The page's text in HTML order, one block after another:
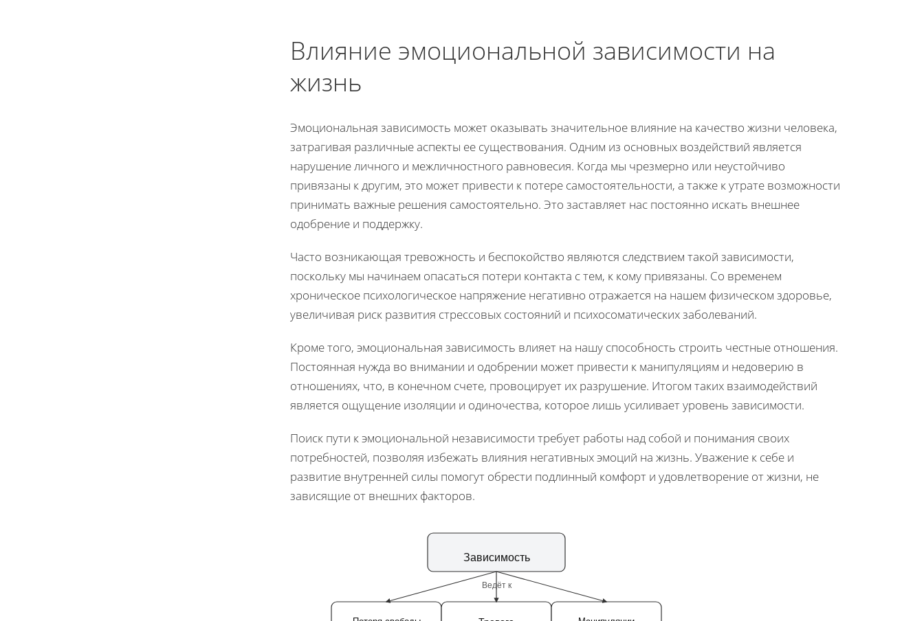
Влияние эмоциональной зависимости на
жизнь
Эмоциональная зависимость может оказывать значительное влияние на качество жизни человека,
затрагивая различные аспекты ее существования. Одним из основных воздействий является
нарушение личного и межличностного равновесия. Когда мы чрезмерно или неустойчиво
привязаны к другим, это может привести к потере самостоятельности, а также к утрате возможности
принимать важные решения самостоятельно. Это заставляет нас постоянно искать внешнее
одобрение и поддержку.
Часто возникающая тревожность и беспокойство являются следствием такой зависимости,
поскольку мы начинаем опасаться потери контакта с тем, к кому привязаны. Со временем
хроническое психологическое напряжение негативно отражается на нашем физическом здоровье,
увеличивая риск развития стрессовых состояний и психосоматических заболеваний.
Кроме того, эмоциональная зависимость влияет на нашу способность строить честные отношения.
Постоянная нужда во внимании и одобрении может привести к манипуляциям и недоверию в
отношениях, что, в конечном счете, провоцирует их разрушение. Итогом таких взаимодействий
является ощущение изоляции и одиночества, которое лишь усиливает уровень зависимости.
Поиск пути к эмоциональной независимости требует работы над собой и понимания своих
потребностей, позволяя избежать влияния негативных эмоций на жизнь. Уважение к себе и
развитие внутренней силы помогут обрести подлинный комфорт и удовлетворение от жизни, не
зависящие от внешних факторов.
Зависимость
Ведёт к